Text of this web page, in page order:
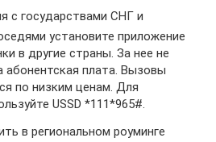
с государствами СНГ и
установите приложение
в другие страны. За нее не
абонентская плата. Вызовы
по низким ценам. Для
USSD *111*965#.
в региональном роуминге